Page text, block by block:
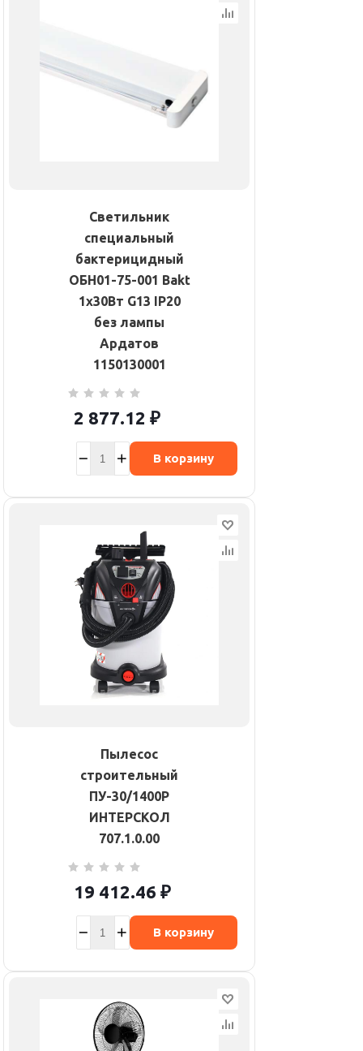
Светильник
специальный
бактерицидный
ОБН01-75-001 Bakt
1х30Вт G13 IP20
без лампы
Ардатов
1150130001
2 877.12 ₽
В корзину
Пылесос
строительный
ПУ-30/1400Р
ИНТЕРСКОЛ
707.1.0.00
19 412.46 ₽
В корзину